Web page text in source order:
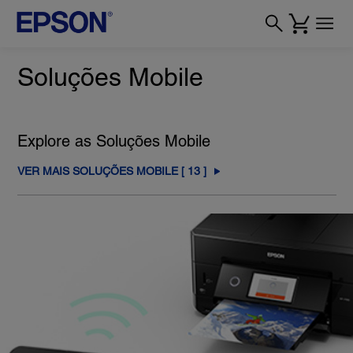
Soluções Mobile
Explore as Soluções Mobile
VER MAIS SOLUÇÕES MOBILE [ 13]